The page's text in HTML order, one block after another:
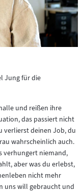
Jung für die
und reißen ihre
das passiert nicht
verlierst deinen Job, du
wahrscheinlich auch.
verhungert niemand,
aber was du erlebst,
nicht mehr
uns will gebraucht und